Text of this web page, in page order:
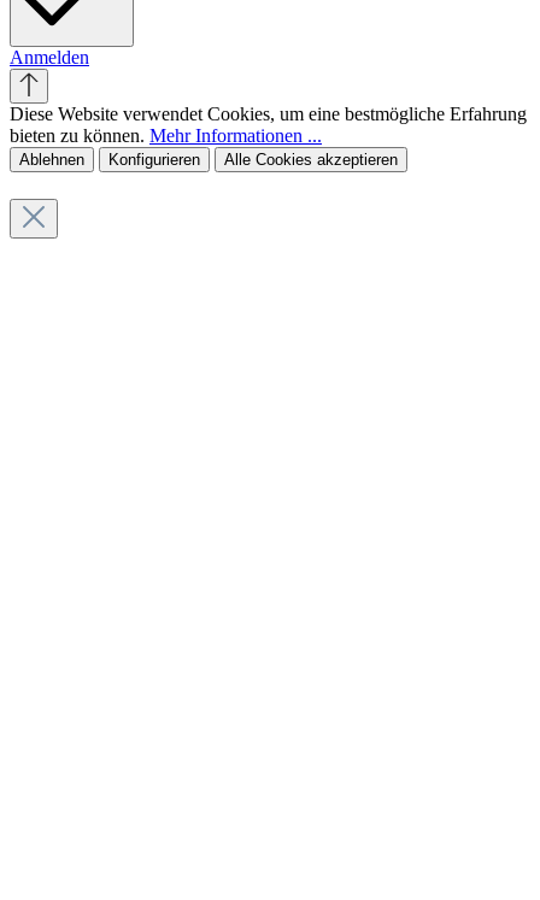
Anmelden
Diese Website verwendet Cookies, um eine bestmögliche Erfahrung
bieten zu können. Mehr Informationen ...
Ablehnen Konfigurieren Alle Cookies akzeptieren